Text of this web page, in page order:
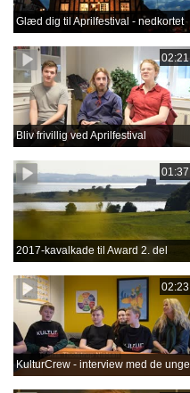
Glæd dig til Aprilfestival - nedkortet
02:21
Bliv frivillig ved Aprilfestival
01:37
2017-kavalkade til Award 2. del
02:23
KulturCrew - interview med de unge